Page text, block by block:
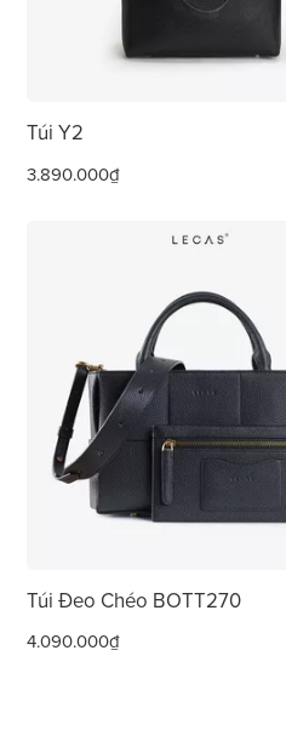
Túi Y2
3.890.000₫
Túi Đeo Chéo BOTT270
4.090.000₫